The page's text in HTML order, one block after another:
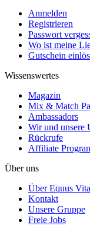
Anmelden
Registrieren
Passwort
Wo ist meine
Gutschein
Wissenswertes
Magazin
Mix & Match
Ambassadors
Wir und unsere
Rückrufe
Affiliate
Über uns
Über Equus
Kontakt
Unsere Gruppe
Freie Jobs